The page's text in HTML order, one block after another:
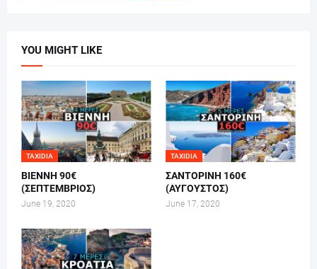
YOU MIGHT LIKE
TAXIDIA
ΒΙΕΝΝΗ 90€
(ΣΕΠΤΕΜΒΡΙΟΣ)
June 19, 2020
TAXIDIA
ΣΑΝΤΟΡΙΝΗ 160€
(ΑΥΓΟΥΣΤΟΣ)
June 17, 2020